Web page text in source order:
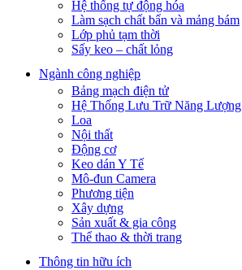
Hệ thống tự động hóa
Làm sạch chất bẩn và mảng bám
Lớp phủ tạm thời
Sấy keo – chất lỏng
Ngành công nghiệp
Bảng mạch điện tử
Hệ Thống Lưu Trữ Năng Lượng
Loa
Nội thất
Động cơ
Keo dán Y Tế
Mô-đun Camera
Phương tiện
Xây dựng
Sản xuất & gia công
Thể thao & thời trang
Thông tin hữu ích